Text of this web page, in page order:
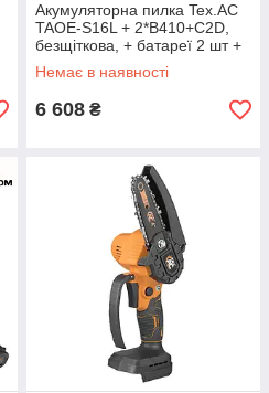
Акумуляторна пилка Tex.AC
TAOE-S16L + 2*B410+C2D,
безщіткова, + батареї 2 шт +
Зарядний пристрій
(подвійний)
Немає в наявності
6 608 ₴